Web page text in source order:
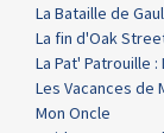
La Bataille de
La fin d'Oak
La Pat' Patrouille
Les Vacances de
Mon Oncle